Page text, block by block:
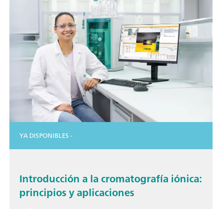
YA DISPONIBLES -
Introducción a la cromatografía iónica:
principios y aplicaciones